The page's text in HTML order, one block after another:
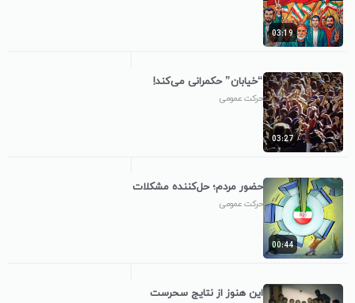
03:19
03:27
“خیابان” حکمرانی می‌کند!
حرکت عمومی
00:44
حضور مردم؛ حل‌کننده مشکلات
حرکت عمومی
این هنوز از نتایج سحرست